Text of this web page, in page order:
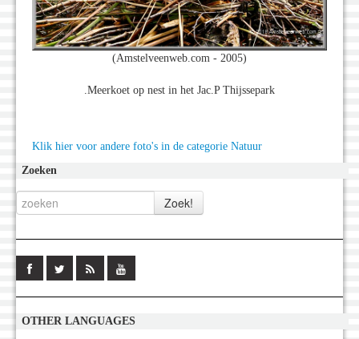
(Amstelveenweb.com - 2005)
.Meerkoet op nest in het Jac.P Thijssepark
Klik hier voor andere foto's in de categorie Natuur
Zoeken
OTHER LANGUAGES